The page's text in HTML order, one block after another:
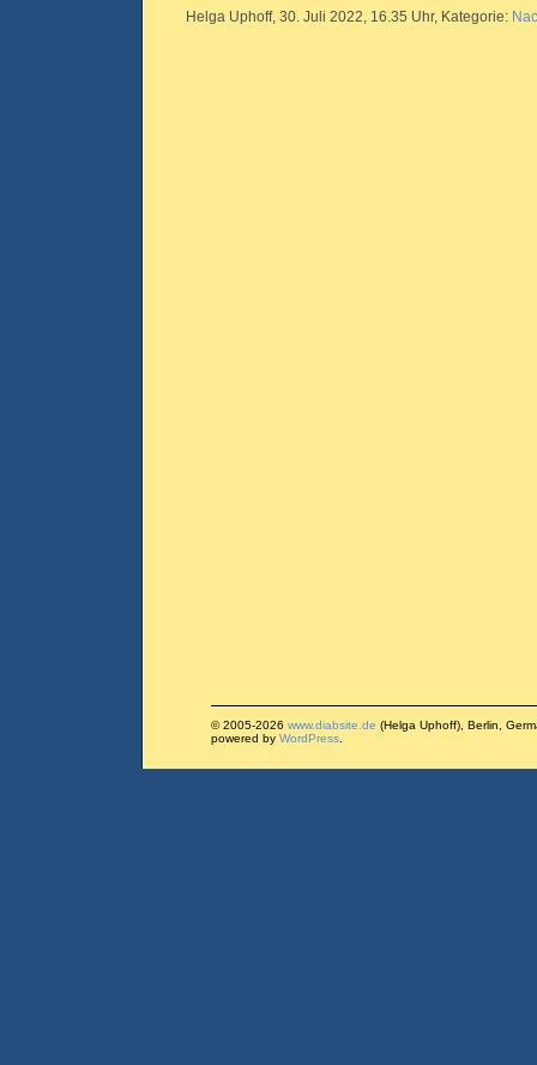
Helga Uphoff, 30. Juli 2022, 16.35 Uhr, Kategorie:
© 2005-2026 www.diabsite.de (Helga Uphoff), Berlin,
powered by WordPress.